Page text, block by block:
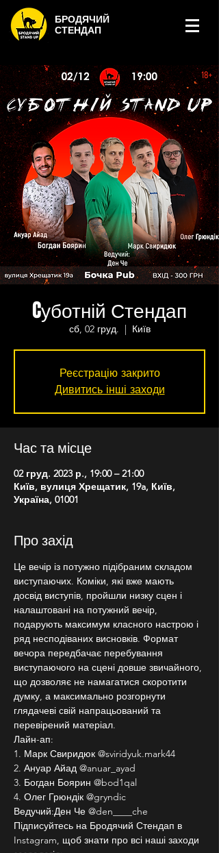
БРОДЯЧИЙ
СТЕНДАП
Cуботній Стендап
сб, 02 груд.
  |
Київ
Реєстрацію закрито
Дивитись інші заходи
Час та місце
02 груд. 2023 р., 19:00 – 21:00
Київ, вулиця Хрещатик, 19a, Київ,
Україна, 01001
Про захід
Це вечір із потужно підібраним складом
виступаючих. Коміки, які вже мають
досвід виступів, пройшли низку сцен і
налаштовані на потужний вечір,
подарують максимум класного настрою і
ряд несподіваних висновків. Формат
вечора передбачає перебування
виступаючого на сцені довше звичайного,
що дозволяє не намагатися скоротити
думку, а максимально розгорнути
глядачеві свій напрацьований та
перевірений матеріал.
Лайн-ап:
1. Марк Свиридюк @sviridyuk.mark44
2. Ануар Айад @anuar_ayad
3. Богдан Боярин @bod1qal
4. Олег Грюндік @gryndic
Ведучий:Ден Че @den____che
Підписуйтесь на Бродячий Стендап в
Instagram, щоб знати про всі наші заходи